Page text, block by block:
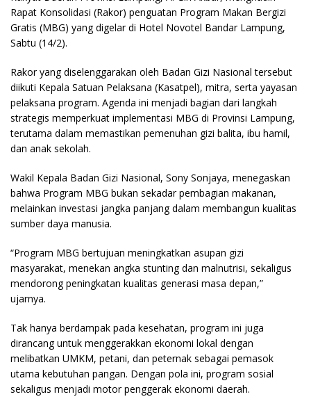
Rapat Konsolidasi (Rakor) penguatan Program Makan Bergizi
Gratis (MBG) yang digelar di Hotel Novotel Bandar Lampung,
Sabtu (14/2).
Rakor yang diselenggarakan oleh Badan Gizi Nasional tersebut
diikuti Kepala Satuan Pelaksana (Kasatpel), mitra, serta yayasan
pelaksana program. Agenda ini menjadi bagian dari langkah
strategis memperkuat implementasi MBG di Provinsi Lampung,
terutama dalam memastikan pemenuhan gizi balita, ibu hamil,
dan anak sekolah.
Wakil Kepala Badan Gizi Nasional, Sony Sonjaya, menegaskan
bahwa Program MBG bukan sekadar pembagian makanan,
melainkan investasi jangka panjang dalam membangun kualitas
sumber daya manusia.
“Program MBG bertujuan meningkatkan asupan gizi
masyarakat, menekan angka stunting dan malnutrisi, sekaligus
mendorong peningkatan kualitas generasi masa depan,”
ujarnya.
Tak hanya berdampak pada kesehatan, program ini juga
dirancang untuk menggerakkan ekonomi lokal dengan
melibatkan UMKM, petani, dan peternak sebagai pemasok
utama kebutuhan pangan. Dengan pola ini, program sosial
sekaligus menjadi motor penggerak ekonomi daerah.